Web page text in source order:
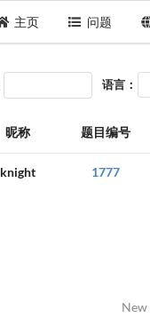
主页 问题
语言：
昵称 题目编号
knight 1777